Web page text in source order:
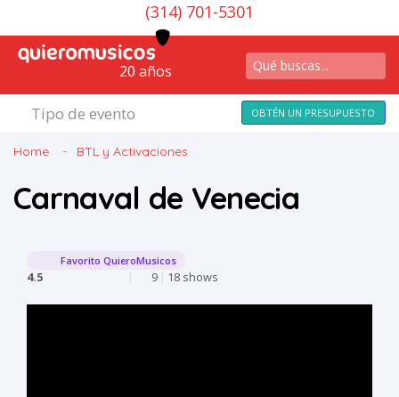
(314) 701-5301
20 años
Tipo de evento OBTÉN UN PRESUPUESTO
Home BTL y Activaciones
Carnaval de Venecia
Favorito QuieroMusicos
4.5 | 9 | 18 shows